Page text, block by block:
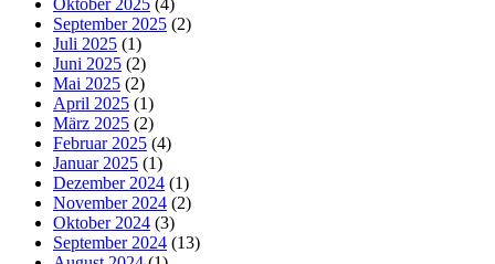
Oktober 2025 (4)
September 2025 (2)
Juli 2025 (1)
Juni 2025 (2)
Mai 2025 (2)
April 2025 (1)
März 2025 (2)
Februar 2025 (4)
Januar 2025 (1)
Dezember 2024 (1)
November 2024 (2)
Oktober 2024 (3)
September 2024 (13)